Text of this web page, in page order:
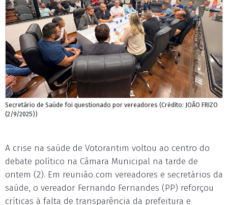
Secretário de Saúde foi questionado por vereadores (Crédito: JOÃO FRIZO
(2/9/2025))
A crise na saúde de Votorantim voltou ao centro do
debate político na Câmara Municipal na tarde de
ontem (2). Em reunião com vereadores e secretários da
saúde, o vereador Fernando Fernandes (PP) reforçou
críticas à falta de transparência da prefeitura e